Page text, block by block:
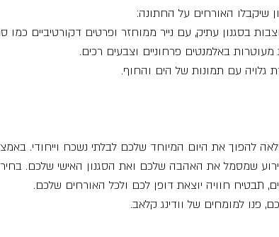
שיקבלו האורחים על החתונה:
בסגנון עתיק, עם נייר ממוחזר ופרטים דקורטיביים
מעוטרות באלמנטים פרחוניים וצבעים רכים.
גלויה עם תמונות של הים והחוף.
להפוך את היום המיוחד שלכם לבלתי נשכח וייחודי.
אירוע שמסמל את האהבה שלכם ואת הסגנון האישי שלכם.
תבטיח חוויה יוצאת דופן לכם ולכל האורחים שלכם.
פנו למומחים של וודינג קלאב.